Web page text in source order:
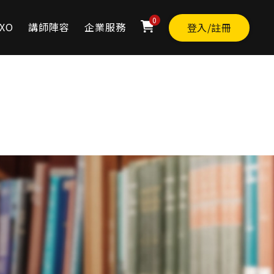
講師陣容 企業服務 0 登入/註冊